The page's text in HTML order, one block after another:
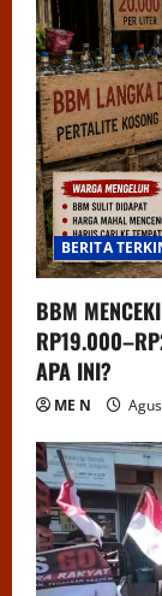
BERITA
BBM
APA INI?
ME N